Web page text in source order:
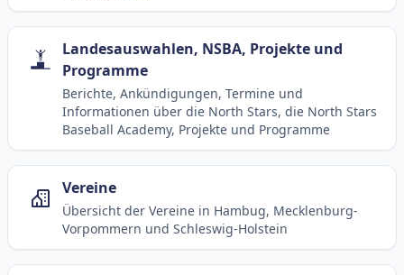
Landesauswahlen, NSBA, Projekte und
Programme
Berichte, Ankündigungen, Termine und
Informationen über die North Stars, die North Stars
Baseball Academy, Projekte und Programme
Vereine
Übersicht der Vereine in Hambug, Mecklenburg-
Vorpommern und Schleswig-Holstein